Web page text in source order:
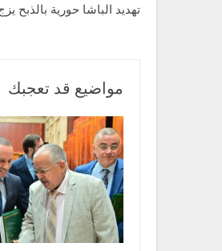
تهديد الباشا حورية
مواضيع قد تعجبك